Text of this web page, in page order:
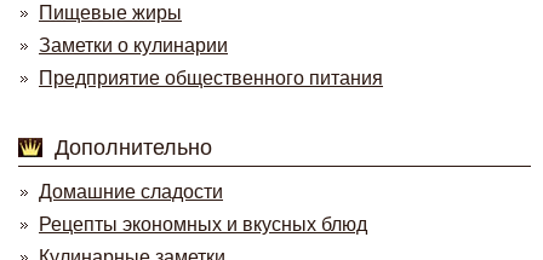
Пищевые жиры
Заметки о кулинарии
Предприятие общественного питания
Дополнительно
Домашние сладости
Рецепты экономных и вкусных блюд